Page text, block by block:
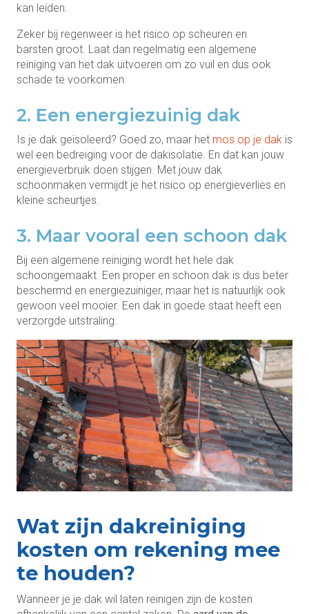
kan leiden.
Zeker bij regenweer is het risico op scheuren en
barsten groot. Laat dan regelmatig een algemene
reiniging van het dak uitvoeren om zo vuil en dus ook
schade te voorkomen.
2. Een energiezuinig dak
Is je dak geïsoleerd? Goed zo, maar het mos op je dak is
wel een bedreiging voor de dakisolatie. En dat kan jouw
energieverbruik doen stijgen. Met jouw dak
schoonmaken vermijdt je het risico op energieverlies en
kleine scheurtjes.
3. Maar vooral een schoon dak
Bij een algemene reiniging wordt het hele dak
schoongemaakt. Een proper en schoon dak is dus beter
beschermd en energiezuiniger, maar het is natuurlijk ook
gewoon veel mooier. Een dak in goede staat heeft een
verzorgde uitstraling.
Wat zijn dakreiniging
kosten om rekening mee
te houden?
Wanneer je je dak wil laten reinigen zijn de kosten